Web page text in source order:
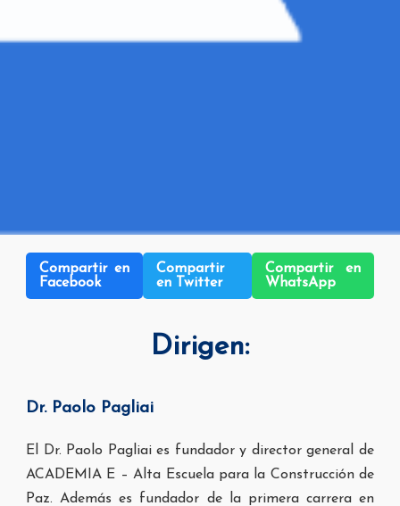
Compartir en
Facebook
Compartir
en Twitter
Compartir en
WhatsApp
Dirigen:
Dr. Paolo Pagliai
El Dr. Paolo Pagliai es fundador y director general de
ACADEMIA E – Alta Escuela para la Construcción de
Paz. Además es fundador de la primera carrera en